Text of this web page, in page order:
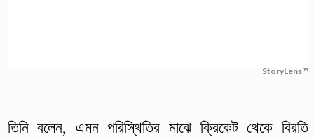
StoryLens™
তিনি বলেন, এমন পরিস্থিতির মাঝে ক্রিকেট থেকে বিরতি